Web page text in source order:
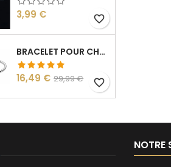
Prix
3,99 € favorite_border
BRACELET POUR CHARM ARGENT HARRY VIF D'OR
Prix
16,49 € Prix
base
29,99 € favorite_border
NOTRE